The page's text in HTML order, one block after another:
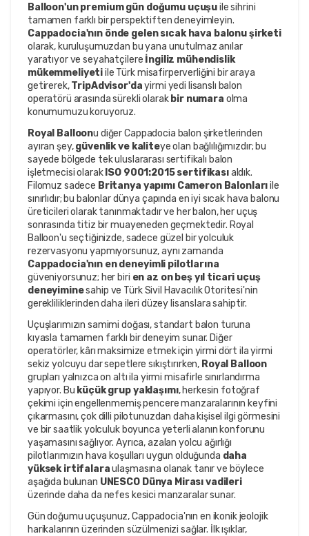
Balloon'un premium gün doğumu uçuşu ile sihrini
Cappadocia'nın önde gelen sıcak hava balonu şirketi
olarak, kuruluşumuzdan bu yana unutulmaz anılar
yaratıyor ve seyahatçilere İngiliz mühendislik
mükemmeliyeti ile Türk misafirperverliğini bir araya
getirerek, TripAdvisor'da yirmi yedi lisanslı balon
operatörü arasında sürekli olarak bir numara olma
konumumuzu koruyoruz.
Royal Balloonu diğer Cappadocia balon şirketlerinden
ayıran şey, güvenlik ve kaliteye olan bağlılığımızdır; bu
sayede bölgede tek uluslararası sertifikalı balon
işletmecisi olarak ISO 9001:2015 sertifikası aldık.
Filomuz sadece Britanya yapımı Cameron Balonları ile
sınırlıdır; bu balonlar dünya çapında en iyi sıcak hava balonu
üreticileri olarak tanınmaktadır ve her balon, her uçuş
sonrasında titiz bir muayeneden geçmektedir. Royal
Balloon'u seçtiğinizde, sadece güzel bir yolculuk
Cappadocia'nın en deneyimli pilotlarına
güveniyorsunuz; her biri en az on beş yıl ticari uçuş
deneyimine sahip ve Türk Sivil Havacılık Otoritesi'nin
gerekliliklerinden daha ileri düzey lisanslara sahiptir.
Uçuşlarımızın samimi doğası, standart balon turuna
kıyasla tamamen farklı bir deneyim sunar. Diğer
operatörler, kârı maksimize etmek için yirmi dört ila yirmi
sekiz yolcuyu dar sepetlere sıkıştırırken, Royal Balloon
grupları yalnızca on altı ila yirmi misafirle sınırlandırma
yapıyor. Bu küçük grup yaklaşımı, herkesin fotoğraf
çekimi için engellenmemiş pencere manzaralarının keyfini
çıkarmasını, çok dilli pilotunuzdan daha kişisel ilgi görmesini
ve bir saatlik yolculuk boyunca yeterli alanın konforunu
yaşamasını sağlıyor. Ayrıca, azalan yolcu ağırlığı
pilotlarımızın hava koşulları uygun olduğunda daha
yüksek irtifalara ulaşmasına olanak tanır ve böylece
aşağıda bulunan UNESCO Dünya Mirası vadileri
üzerinde daha da nefes kesici manzaralar sunar.
Gün doğumu uçuşunuz, Cappadocia'nın en ikonik jeolojik
harikalarının üzerinden süzülmenizi sağlar. İlk ışıklar,